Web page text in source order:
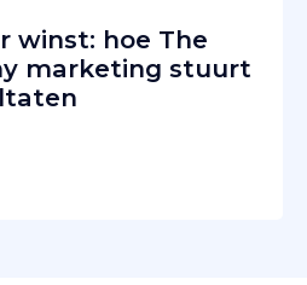
winst: hoe The
marketing stuurt